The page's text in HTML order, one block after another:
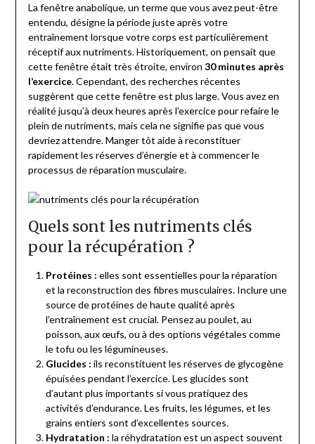
La fenêtre anabolique, un terme que vous avez peut-être
entendu, désigne la période juste après votre
entraînement lorsque votre corps est particulièrement
réceptif aux nutriments. Historiquement, on pensait que
cette fenêtre était très étroite, environ 30 minutes après
l’exercice. Cependant, des recherches récentes
suggèrent que cette fenêtre est plus large. Vous avez en
réalité jusqu’à deux heures après l’exercice pour refaire le
plein de nutriments, mais cela ne signifie pas que vous
devriez attendre. Manger tôt aide à reconstituer
rapidement les réserves d’énergie et à commencer le
processus de réparation musculaire.
Quels sont les nutriments clés
pour la récupération ?
Protéines : elles sont essentielles pour la réparation
et la reconstruction des fibres musculaires. Inclure une
source de protéines de haute qualité après
l’entraînement est crucial. Pensez au poulet, au
poisson, aux œufs, ou à des options végétales comme
le tofu ou les légumineuses.
Glucides : ils reconstituent les réserves de glycogène
épuisées pendant l’exercice. Les glucides sont
d’autant plus importants si vous pratiquez des
activités d’endurance. Les fruits, les légumes, et les
grains entiers sont d’excellentes sources.
Hydratation : la réhydratation est un aspect souvent